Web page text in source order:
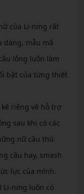
của Li-ning rất
dáng, mẫu mã
lông luôn làm
bật của từng thiết
riêng về hỗ trợ
sau khi có các
nữ cầu thủ
cầu hay, smash
lực của mình.
Li-ning luôn có